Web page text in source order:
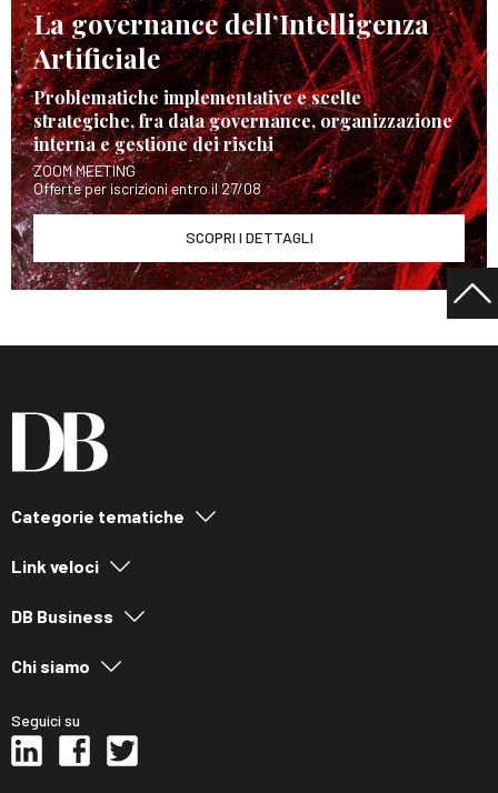
La governance dell’Intelligenza
Artificiale
Problematiche implementative e scelte
strategiche, fra data governance, organizzazione
interna e gestione dei rischi
ZOOM MEETING
Offerte per iscrizioni entro il 27/08
SCOPRI I DETTAGLI
Categorie tematiche
Link veloci
DB Business
Chi siamo
Seguici su